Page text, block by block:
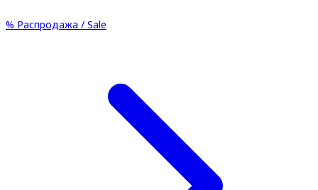
% Распродажа / Sale